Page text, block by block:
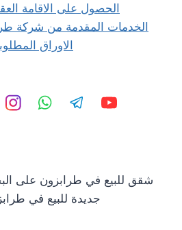
الحصول على الاقامة
الخدمات المقدمة من شركة
الاوراق
جديدة للبيع في